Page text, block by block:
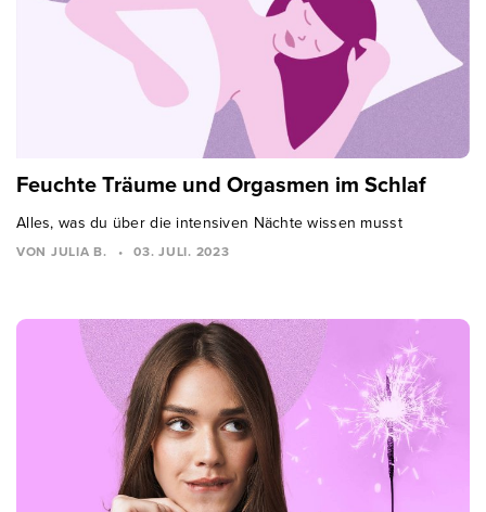
Feuchte Träume und Orgasmen im Schlaf
Alles, was du über die intensiven Nächte wissen musst
VON JULIA B. • 03. JULI. 2023